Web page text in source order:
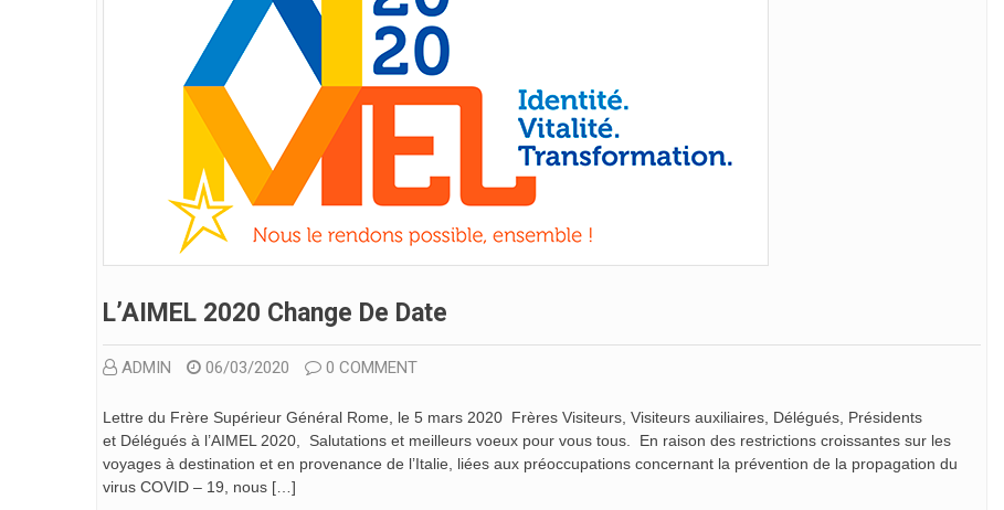
L’AIMEL 2020 Change De Date
ADMIN 06/03/2020 0 COMMENT
Lettre du Frère Supérieur Général Rome, le 5 mars 2020 Frères Visiteurs, Visiteurs auxiliaires, Délégués, Présidents
et Délégués à l’AIMEL 2020, Salutations et meilleurs voeux pour vous tous. En raison des restrictions croissantes sur les
voyages à destination et en provenance de l’Italie, liées aux préoccupations concernant la prévention de la propagation du
virus COVID – 19, nous […]